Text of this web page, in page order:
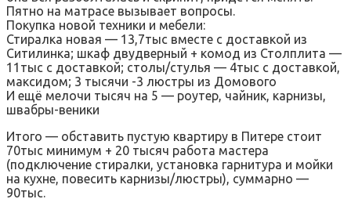
Пятно на матрасе вызывает вопросы.
Покупка новой техники и мебели:
Стиралка новая — 13,7тыс вместе с доставкой из
Ситилинка; шкаф двудверный + комод из Столплита —
11тыс с доставкой; столы/стулья — 4тыс с доставкой,
максидом; 3 тысячи -3 люстры из Домового
И ещё мелочи тысяч на 5 — роутер, чайник, карнизы,
швабры-веники
Итого — обставить пустую квартиру в Питере стоит
70тыс минимум + 20 тысяч работа мастера
(подключение стиралки, установка гарнитура и мойки
на кухне, повесить карнизы/люстры), суммарно —
90тыс.